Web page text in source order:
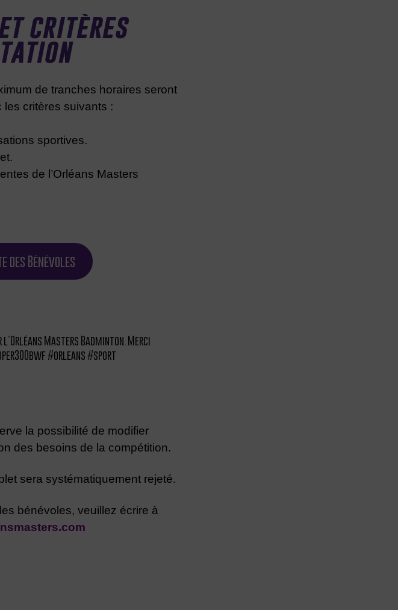
critères
de tranches horaires seront
les critères suivants :
sportives.
de l’Orléans Masters
des Bénévoles
l’Orléans Masters Badminton. Merci
#orleans#sport
la possibilité de modifier
des besoins de la compétition.
sera systématiquement rejeté.
bénévoles, veuillez écrire à